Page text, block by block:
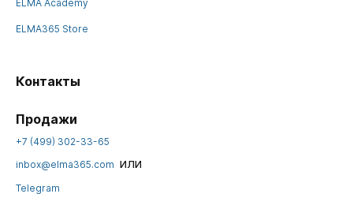
ELMA Academy
ELMA365 Store
Контакты
Продажи
+7 (499) 302-33-65
inbox@elma365.com или
Telegram